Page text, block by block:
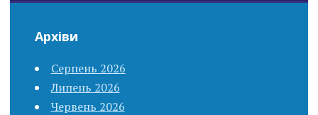
Архіви
Серпень 2026
Липень 2026
Червень 2026